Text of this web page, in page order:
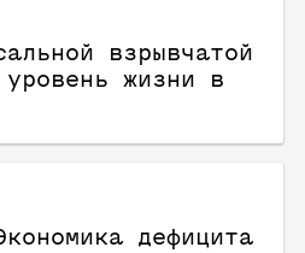
взрывчатой
жизни в
дефицита